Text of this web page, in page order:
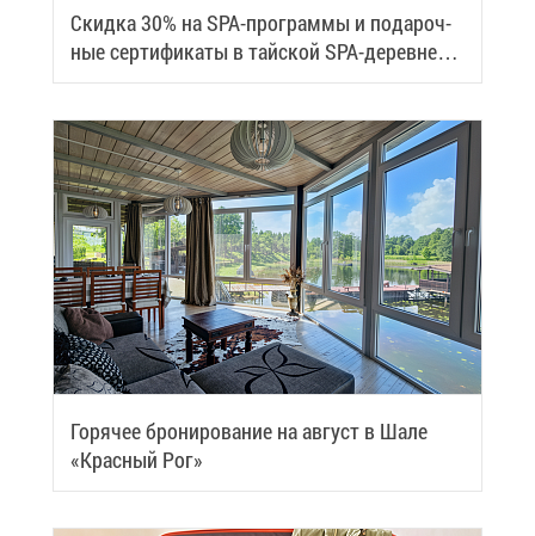
Скид­ка 30% на SPA-про­грам­мы и по­да­роч­
ные сер­ти­фи­ка­ты в тай­ской SPA-де­ревне
Samui
Го­ря­чее бро­ни­ро­ва­ние на ав­густ в Ша­ле
«Крас­ный Рог»